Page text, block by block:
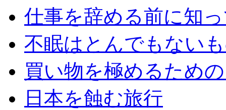
仕事を辞める前に知
不眠はとんでもない
買い物を極めるため
日本を蝕む旅行